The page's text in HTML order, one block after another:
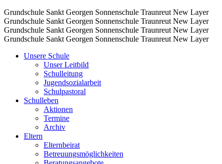
Grundschule Sankt Georgen Sonnenschule Traunreut New Layer
Grundschule Sankt Georgen Sonnenschule Traunreut New Layer
Grundschule Sankt Georgen Sonnenschule Traunreut New Layer
Grundschule Sankt Georgen Sonnenschule Traunreut New Layer
Unsere Schule
Unser Leitbild
Schulleitung
Jugendsozialarbeit
Schulpastoral
Schulleben
Aktionen
Termine
Archiv
Eltern
Elternbeirat
Betreuungsmöglichkeiten